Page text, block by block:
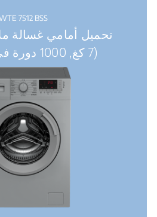
7512 BSS
تحميل أمامي غسالة
(7 كغ, 1000 دورة في الدقيقة)